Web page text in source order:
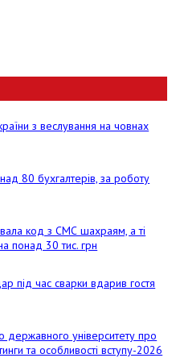
з веслування на човнах
80 бухгалтерів, за роботу
код з СМС шахраям, а ті
понад 30 тис. грн
під час сварки вдарив гостя
державного університету про
та особливості вступу-2026